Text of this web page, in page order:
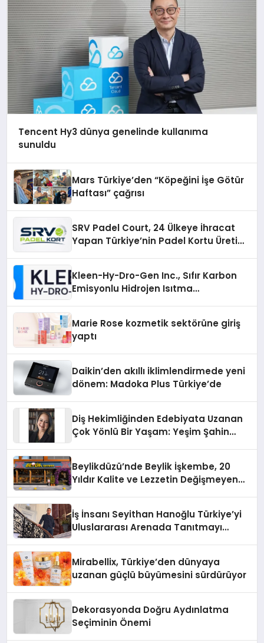
Tencent Hy3 dünya genelinde kullanıma
sunuldu
Mars Türkiye’den “Köpeğini İşe Götür
Haftası” çağrısı
SRV Padel Court, 24 Ülkeye İhracat
Yapan Türkiye’nin Padel Kortu Üretim
Kleen-Hy-Dro-Gen Inc., Sıfır Karbon
Emisyonlu Hidrojen Isıtma
Marie Rose kozmetik sektörüne giriş
yaptı
Daikin’den akıllı iklimlendirmede yeni
dönem: Madoka Plus Türkiye’de
Diş Hekimliğinden Edebiyata Uzanan
Çok Yönlü Bir Yaşam: Yeşim Şahin
Beylikdüzü’nde Beylik İşkembe, 20
Yıldır Kalite ve Lezzetin Değişmeyen
İş İnsanı Seyithan Hanoğlu Türkiye’yi
Uluslararası Arenada Tanıtmayı
Mirabellix, Türkiye’den dünyaya
uzanan güçlü büyümesini sürdürüyor
Dekorasyonda Doğru Aydınlatma
Seçiminin Önemi